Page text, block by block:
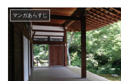
マンガあらすじ